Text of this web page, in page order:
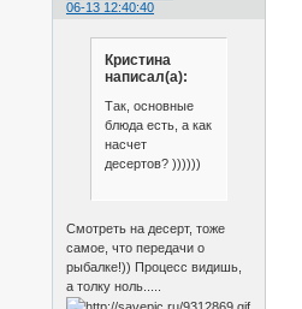
06-13 12:40:40
Кристина
написал(а):
Так, основные
блюда есть, а как
насчет
десертов? ))))))
Смотреть на десерт, тоже
самое, что передачи о
рыбалке!)) Процесс видишь,
а толку ноль.....